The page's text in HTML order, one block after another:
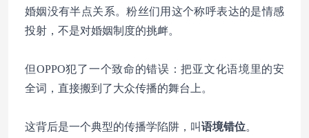
婚姻没有半点关系。粉丝们用这个称呼表达的是情感
投射，不是对婚姻制度的挑衅。
但OPPO犯了一个致命的错误：把亚文化语境里的安
全词，直接搬到了大众传播的舞台上。
这背后是一个典型的传播学陷阱，叫语境错位。